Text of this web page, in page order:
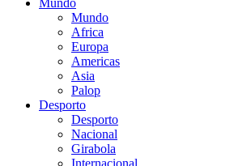
Mundo
Mundo
Africa
Europa
Americas
Asia
Palop
Desporto
Desporto
Nacional
Girabola
Internacional